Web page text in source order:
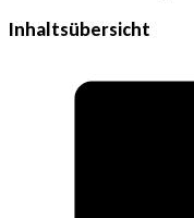
Inhaltsübersicht